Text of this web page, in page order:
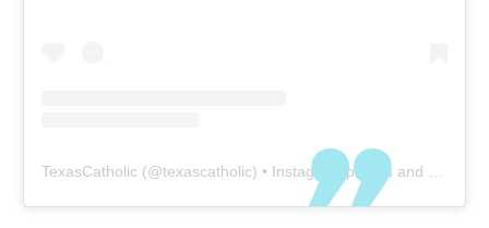
TexasCatholic (@texascatholic) • Instagram photos and videos